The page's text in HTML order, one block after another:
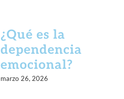
¿Qué es la
dependencia
emocional?
marzo 26, 2026